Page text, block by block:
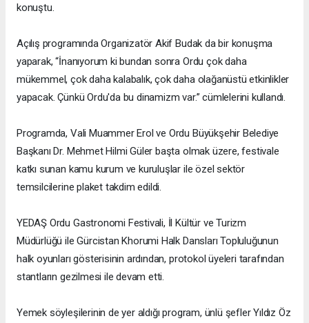
konuştu.
Açılış programında Organizatör Akif Budak da bir konuşma
yaparak, “İnanıyorum ki bundan sonra Ordu çok daha
mükemmel, çok daha kalabalık, çok daha olağanüstü etkinlikler
yapacak. Çünkü Ordu'da bu dinamizm var.” cümlelerini kullandı.
Programda, Vali Muammer Erol ve Ordu Büyükşehir Belediye
Başkanı Dr. Mehmet Hilmi Güler başta olmak üzere, festivale
katkı sunan kamu kurum ve kuruluşlar ile özel sektör
temsilcilerine plaket takdim edildi.
YEDAŞ Ordu Gastronomi Festivali, İl Kültür ve Turizm
Müdürlüğü ile Gürcistan Khorumi Halk Dansları Topluluğunun
halk oyunları gösterisinin ardından, protokol üyeleri tarafından
stantların gezilmesi ile devam etti.
Yemek söyleşilerinin de yer aldığı program, ünlü şefler Yıldız Öz